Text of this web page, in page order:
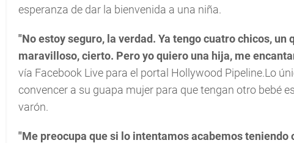
esperanza de dar la bienvenida a una niña.
"No estoy seguro, la verdad. Ya tengo cuatro chicos,
maravilloso, cierto. Pero yo quiero una hija, me
vía Facebook Live para el portal Hollywood Pipeline.Lo
convencer a su guapa mujer para que tengan otro bebé
varón.
"Me preocupa que si lo intentamos acabemos